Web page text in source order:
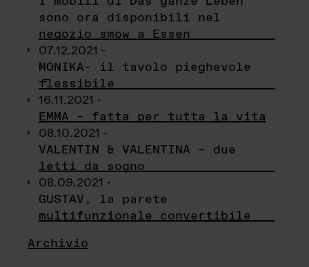
sono ora disponibili nel
negozio smow a Essen
07.12.2021 -
MONIKA– il tavolo pieghevole
flessibile
16.11.2021 -
EMMA – fatta per tutta la vita
08.10.2021 -
VALENTIN & VALENTINA – due
letti da sogno
08.09.2021 -
GUSTAV, la parete
multifunzionale convertibile
Archivio